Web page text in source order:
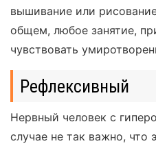
вышивание или
общем, любое занятие,
чувствовать
Рефлексивный
Нервный человек с
случае не так важно, что